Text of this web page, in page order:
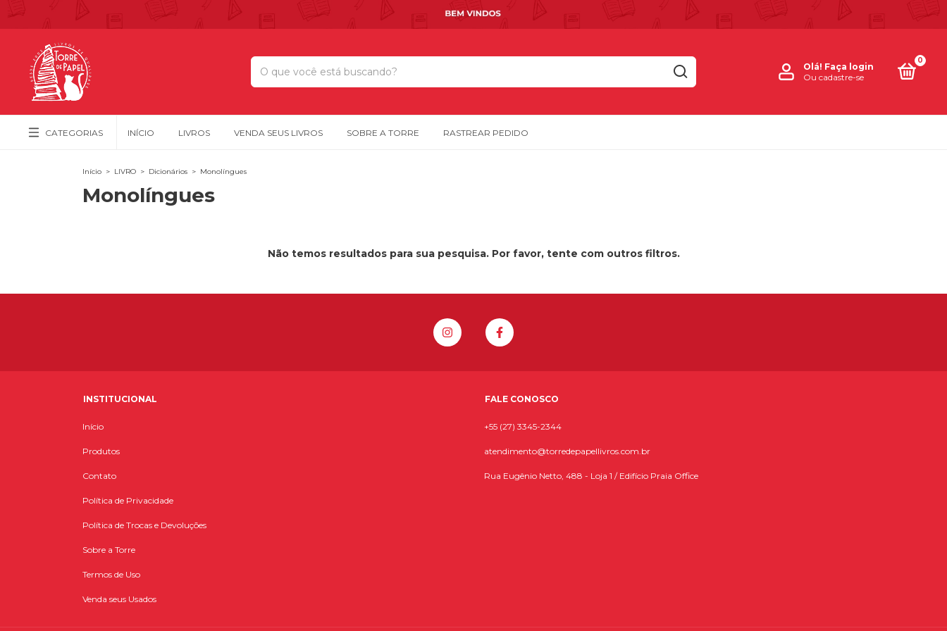
Olá! Faça login
Ou cadastre-se
0
CATEGORIAS INÍCIO LIVROS VENDA SEUS LIVROS SOBRE A TORRE RASTREAR PEDIDO
Início > LIVRO > Dicionários > Monolíngues
Monolíngues
Não temos resultados para sua pesquisa. Por favor, tente com outros filtros.
INSTITUCIONAL
Início
Produtos
Contato
Política de Privacidade
Política de Trocas e Devoluções
Sobre a Torre
Termos de Uso
Venda seus Usados
FALE CONOSCO
+55 (27) 3345-2344
atendimento@torredepapellivros.com.br
Rua Eugênio Netto, 488 - Loja 1 / Edifício Praia Office